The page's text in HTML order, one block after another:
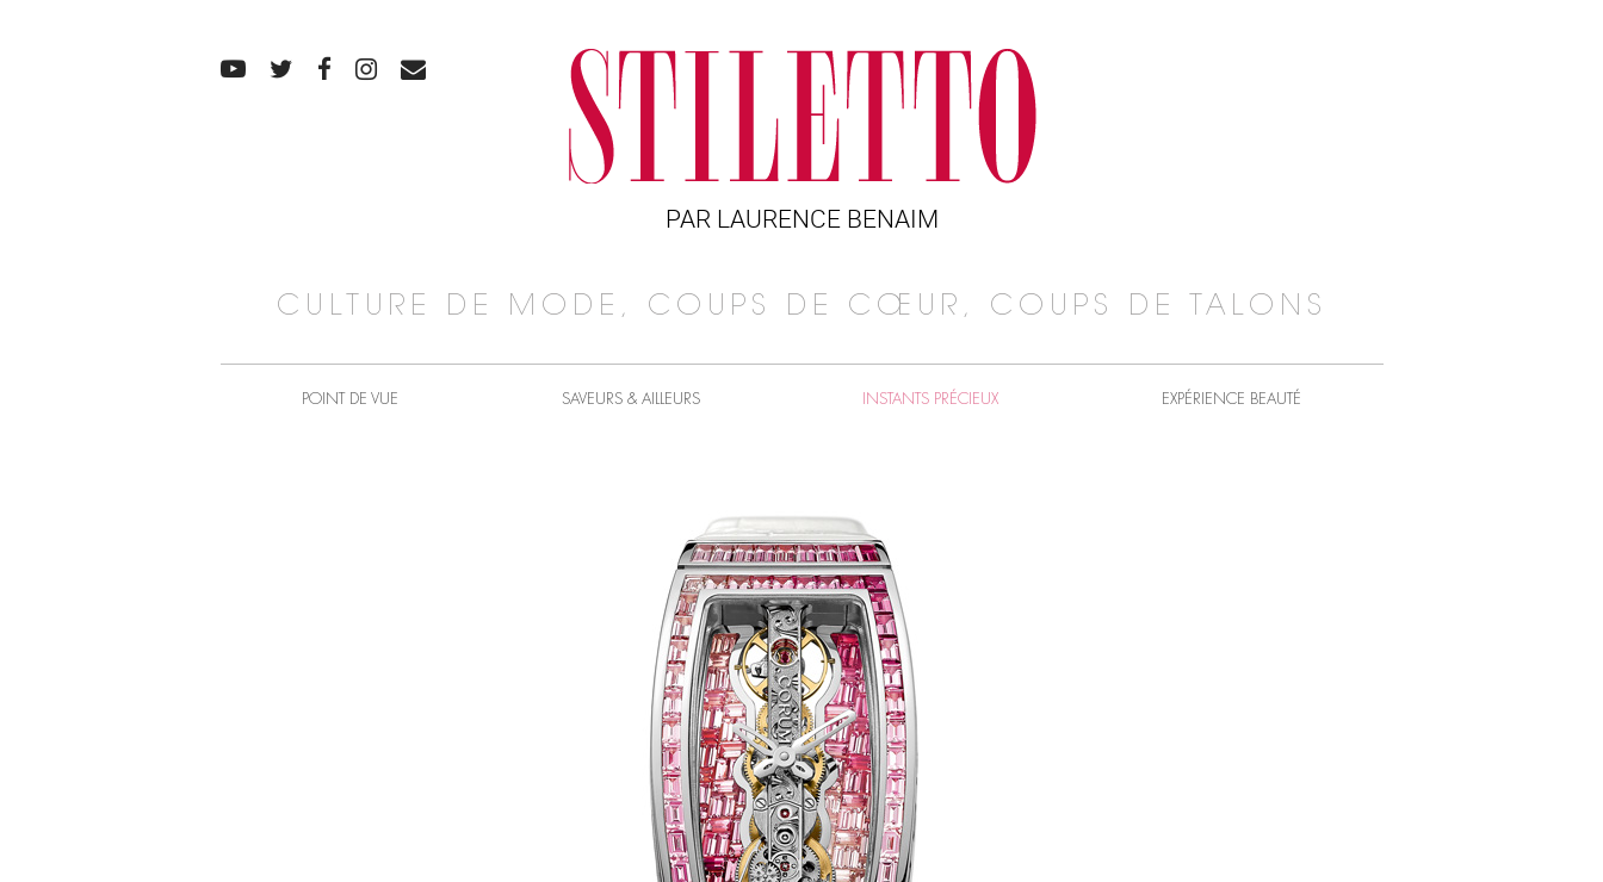
PAR LAURENCE BENAIM
CULTURE DE MODE, COUPS DE CŒUR, COUPS DE TALONS
POINT DE VUE SAVEURS & AILLEURS INSTANTS PRÉCIEUX EXPÉRIENCE BEAUTÉ